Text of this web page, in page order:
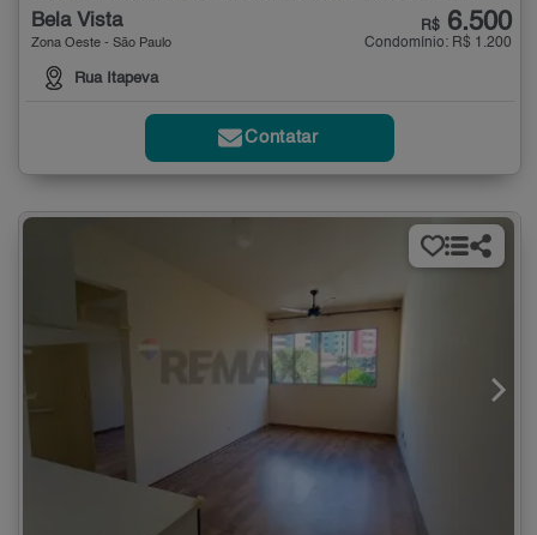
Bela Vista
Zona Oeste - São Paulo
Rua Itapeva
R$ 6.500
Condomínio: R$ 1.200
Contatar